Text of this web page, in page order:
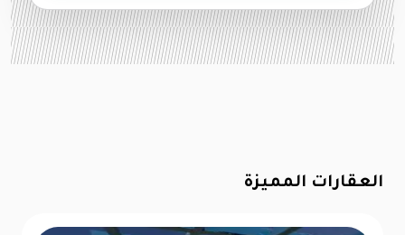
العقارات المميزة